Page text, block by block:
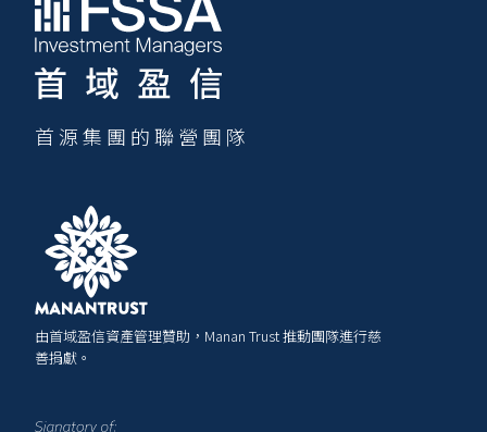
首源集團的聯營團隊
由首域盈信資產管理贊助，Manan Trust 推動團隊進行慈
善捐獻。